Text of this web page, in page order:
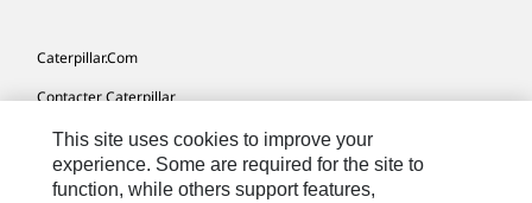
Caterpillar.com
Contacter Caterpillar
Mes Préférences Marketing
Plan Du Site
This site uses cookies to improve your
experience. Some are required for the site to
function, while others support features,